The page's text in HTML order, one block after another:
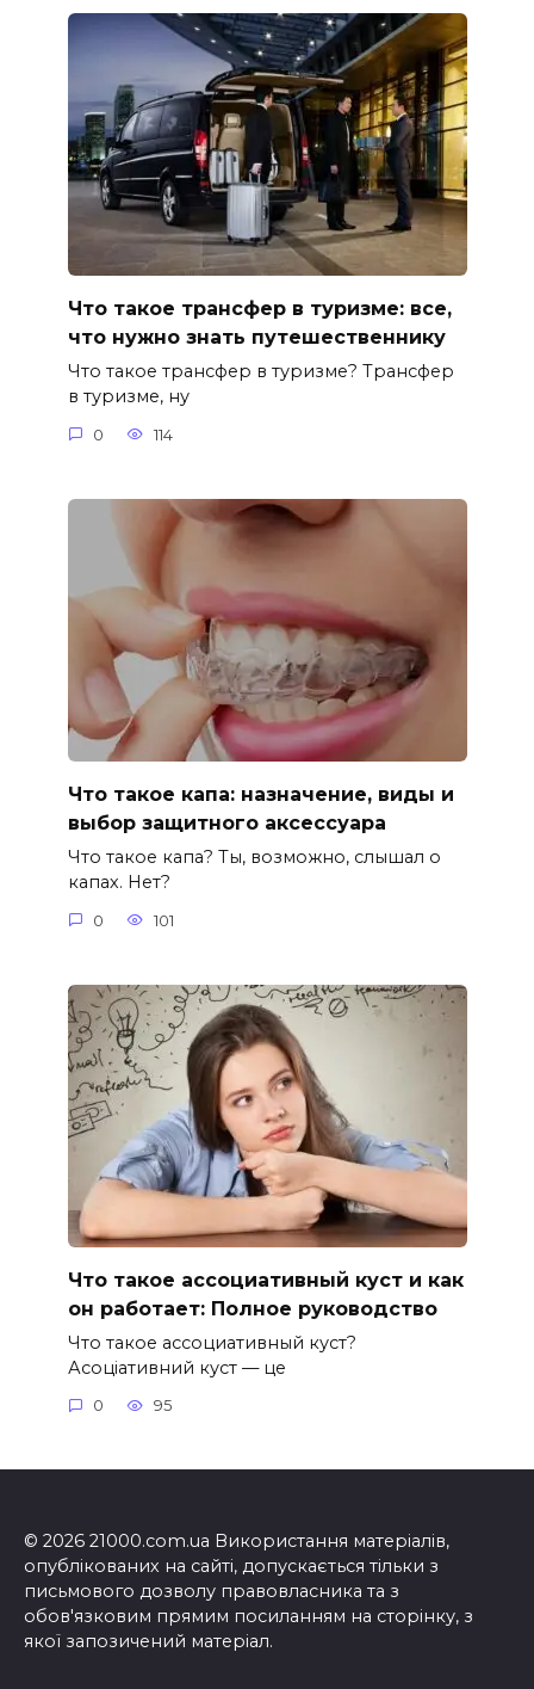
Что такое трансфер в туризме: все,
что нужно знать путешественнику
Что такое трансфер в туризме? Трансфер
в туризме, ну
0 114
Что такое капа: назначение, виды и
выбор защитного аксессуара
Что такое капа? Ты, возможно, слышал о
капах. Нет?
0 101
Что такое ассоциативный куст и как
он работает: Полное руководство
Что такое ассоциативный куст?
Асоціативний куст — це
0 95
© 2026 21000.com.ua Використання матеріалів,
опублікованих на сайті, допускається тільки з
письмового дозволу правовласника та з
обов'язковим прямим посиланням на сторінку, з
якої запозичений матеріал.